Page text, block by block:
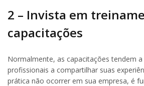
2 – Invista em
capacitações
Normalmente, as capacitações tendem
profissionais a compartilhar suas
prática não ocorrer em sua empresa, é